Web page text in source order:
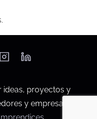
ideas, proyectos y
y empresarios.